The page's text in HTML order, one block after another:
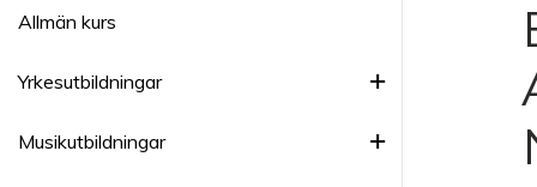
Allmän kurs
Yrkesutbildningar
Musikutbildningar